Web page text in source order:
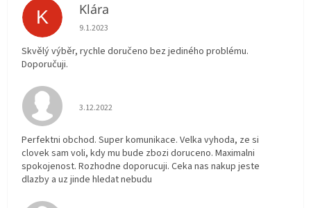
K Klára
Hodnocení obchodu je 5 z 5 hvězdiček.
9.1.2023
Skvělý výběr, rychle doručeno bez jediného problému.
Doporučuji.
Hodnocení obchodu je 5 z 5 hvězdiček.
3.12.2022
Perfektni obchod. Super komunikace. Velka vyhoda, ze si
clovek sam voli, kdy mu bude zbozi doruceno. Maximalni
spokojenost. Rozhodne doporucuji. Ceka nas nakup jeste
dlazby a uz jinde hledat nebudu